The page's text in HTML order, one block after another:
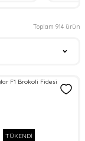
Toplam 914 ürün
TÜKENDİ